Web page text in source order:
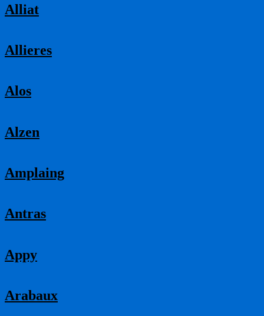
Alliat
Allieres
Alos
Alzen
Amplaing
Antras
Appy
Arabaux